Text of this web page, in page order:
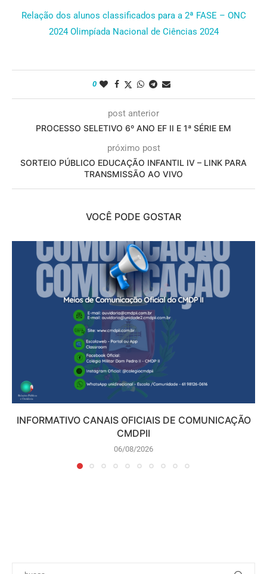
Relação dos alunos classificados para a 2ª FASE – ONC
2024 Olimpíada Nacional de Ciências 2024
0
post anterior
PROCESSO SELETIVO 6º ANO EF II E 1ª SÉRIE EM
próximo post
SORTEIO PÚBLICO EDUCAÇÃO INFANTIL IV – LINK PARA
TRANSMISSÃO AO VIVO
VOCÊ PODE GOSTAR
INFORMATIVO CANAIS OFICIAIS DE COMUNICAÇÃO
CMDPII
06/08/2026